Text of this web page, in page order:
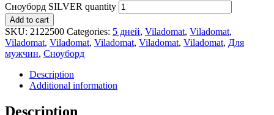
Сноуборд SILVER quantity
Add to cart
SKU: 2122500 Categories: 5 дней, Viladomat, Viladomat,
Viladomat, Viladomat, Viladomat, Viladomat, Viladomat, Для
мужчин, Сноуборд
Description
Additional information
Description